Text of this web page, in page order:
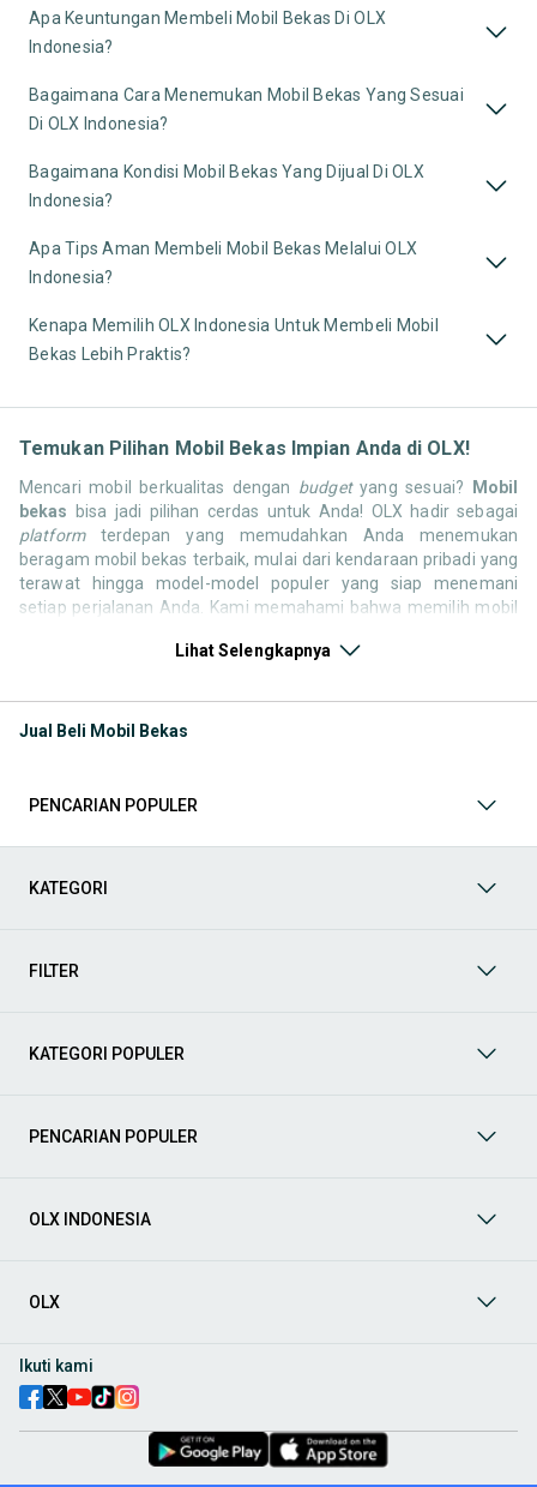
Apa Keuntungan Membeli Mobil Bekas Di OLX
Indonesia?
Bagaimana Cara Menemukan Mobil Bekas Yang Sesuai
Di OLX Indonesia?
Bagaimana Kondisi Mobil Bekas Yang Dijual Di OLX
Indonesia?
Apa Tips Aman Membeli Mobil Bekas Melalui OLX
Indonesia?
Kenapa Memilih OLX Indonesia Untuk Membeli Mobil
Bekas Lebih Praktis?
Temukan Pilihan Mobil Bekas Impian Anda di OLX!
Mencari mobil berkualitas dengan budgetyang sesuai? Mobil
bekas bisa jadi pilihan cerdas untuk Anda! OLX hadir sebagai
platformterdepan yang memudahkan Anda menemukan
beragam mobil bekas terbaik, mulai dari kendaraan pribadi yang
terawat hingga model-model populer yang siap menemani
setiap perjalanan Anda. Kami memahami bahwa memilih mobil
ribuan daftar dari penjual terpercaya di seluruh Indonesia.
dengan gaya hidup, kebutuhan, danbudgetAnda!
Memilih mobil bekas
berkelas, atau mobil kota yang irit dan lincah? Di OLX, Anda akan
mobil bekas Anda berjalan lancar, efisien, dan menyenangkan.
berbagai jenis mobil baru maupun bekas dengan kondisi
Aksesoris Mobil: Lengkapi tampilan dan fungsionalitas mobil
aksesoris interior seperti sarung jok dan karpet, hingga
berbagai pilihan
, speaker, amplifier, subwoofer,
ingin meningkatkan kualitas suara dalam kabin
Spare Part Mobil
part mobiloriginal dan berkualitas dari OLX! Temukan
berbagai komponen penting mulai dari filter oli, kampas rem,
Lihat Selengkapnya
Jual Beli Mobil Bekas
PENCARIAN POPULER
KATEGORI
FILTER
KATEGORI POPULER
PENCARIAN POPULER
OLX INDONESIA
OLX
Ikuti kami